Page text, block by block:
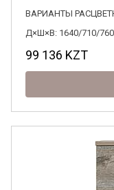
ВАРИАНТЫ
Д×Ш×В: 1640/710/
99 136 KZT